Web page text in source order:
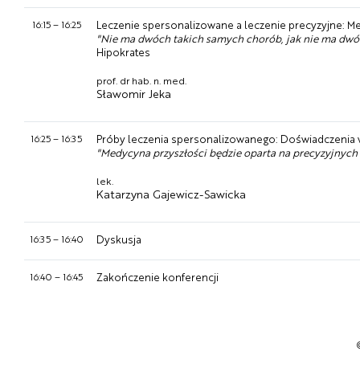
16:15– 16:25
Leczenie spersonalizowane a leczenie precyzyjne:
"Nie ma dwóch takich samych chorób, jak nie ma
Hipokrates
prof. dr hab. n. med.
Sławomir Jeka
16:25– 16:35
Próby leczenia spersonalizowanego: Doświadczenia
"Medycyna przyszłości będzie oparta na
lek.
Katarzyna Gajewicz-Sawicka
16:35– 16:40 Dyskusja
16:40 – 16:45 Zakończenie konferencji